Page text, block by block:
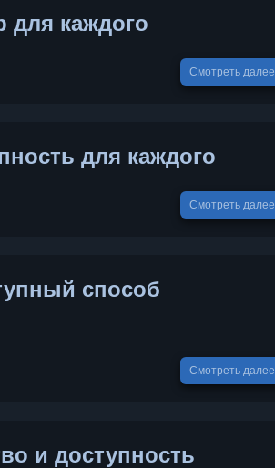
каждого
Смотреть далее
для каждого
Смотреть далее
способ
Смотреть далее
и доступность